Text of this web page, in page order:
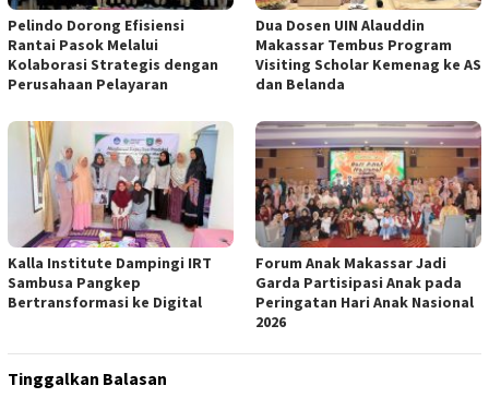
Pelindo Dorong Efisiensi
Rantai Pasok Melalui
Kolaborasi Strategis dengan
Perusahaan Pelayaran
Dua Dosen UIN Alauddin
Makassar Tembus Program
Visiting Scholar Kemenag ke AS
dan Belanda
Kalla Institute Dampingi IRT
Sambusa Pangkep
Bertransformasi ke Digital
Forum Anak Makassar Jadi
Garda Partisipasi Anak pada
Peringatan Hari Anak Nasional
2026
Tinggalkan Balasan